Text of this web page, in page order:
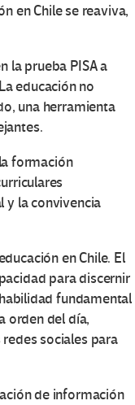
en Chile se reaviva,
la prueba PISA a
educación no
una herramienta
formación
y la convivencia
en Chile. El
para discernir
fundamental
orden del día,
sociales para
de información